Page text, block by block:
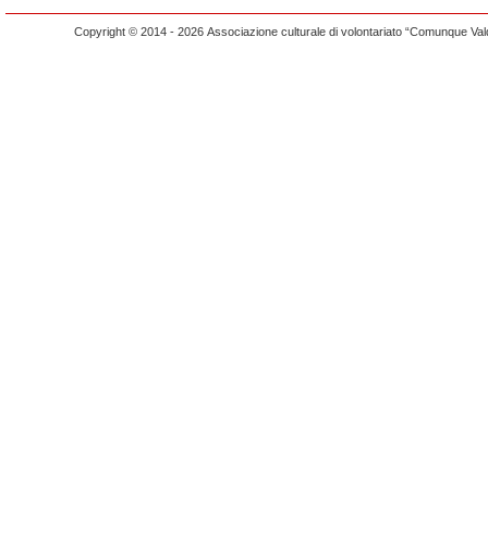
Copyright © 2014 - 2026 Associazione culturale di volontariato “Comunque